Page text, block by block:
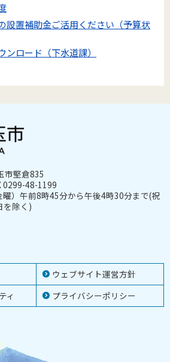
設置補助金ご活用ください（予算状
ンロード（下水道課）
ウェブサイト運営方針
ィ
プライバシーポリシー
市堅倉835
48-1199
）午前8時45分から午後4時30分まで(祝
を除く)